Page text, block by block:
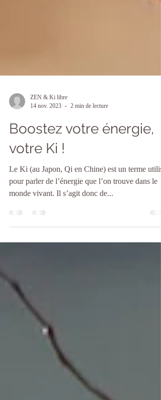
14 nov. 2023
2 min de lecture
Boostez votre énergie,
votre Ki !
Le Ki (au Japon, Qi en Chine) est un terme
pour parler de l’énergie que l’on trouve dans le